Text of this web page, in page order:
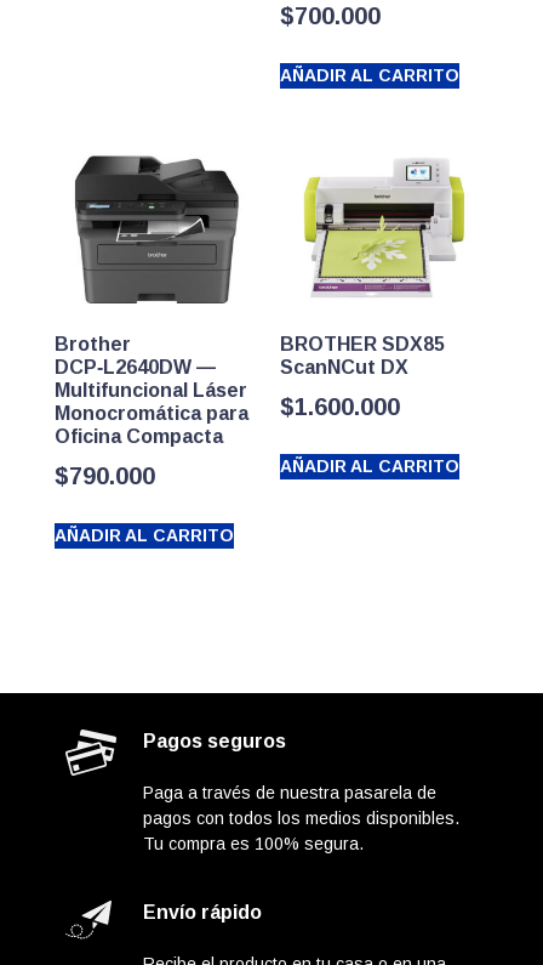
$700.000
AÑADIR AL CARRITO
Brother
DCP‑L2640DW —
Multifuncional Láser
Monocromática para
Oficina Compacta
$790.000
AÑADIR AL CARRITO
BROTHER SDX85
ScanNCut DX
$1.600.000
AÑADIR AL CARRITO
Pagos seguros
Paga a través de nuestra pasarela de
pagos con todos los medios disponibles.
Tu compra es 100% segura.
Envío rápido